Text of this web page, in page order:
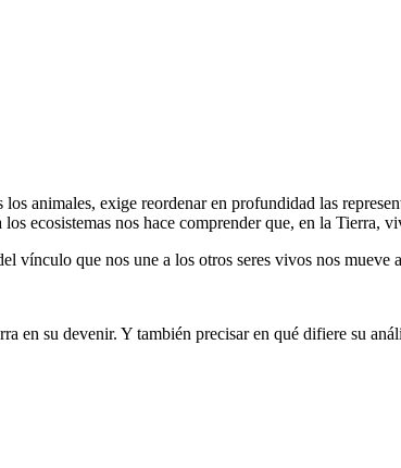
animales, exige reordenar en profundidad las
ecosistemas nos hace comprender que, en la Tierra,
vínculo que nos une a los otros seres vivos nos mueve
en su devenir. Y también precisar en qué difiere su